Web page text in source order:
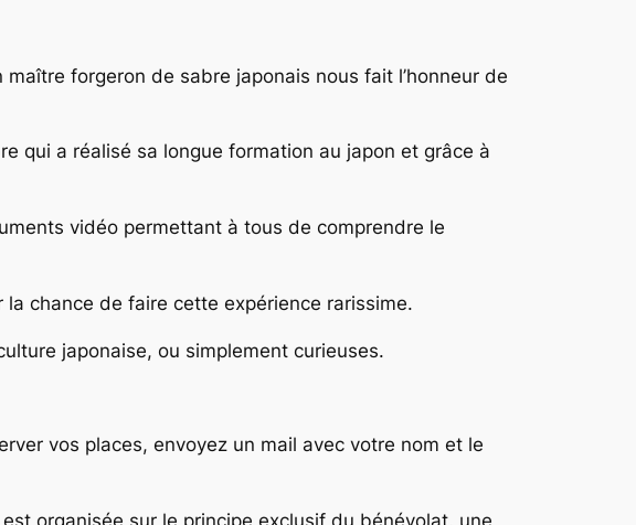
maître forgeron de sabre japonais nous fait l’honneur de
qui a réalisé sa longue formation au japon et grâce à
vidéo permettant à tous de comprendre le
chance de faire cette expérience rarissime.
japonaise, ou simplement curieuses.
vos places, envoyez un mail avec votre nom et le